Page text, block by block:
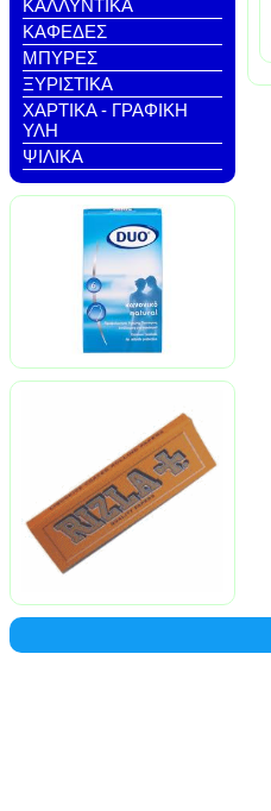
ΚΑΛΛΥΝΤΙΚΑ
ΚΑΦΕΔΕΣ
ΜΠΥΡΕΣ
ΞΥΡΙΣΤΙΚΑ
ΧΑΡΤΙΚΑ - ΓΡΑΦΙΚΗ
ΥΛΗ
ΨΙΛΙΚΑ